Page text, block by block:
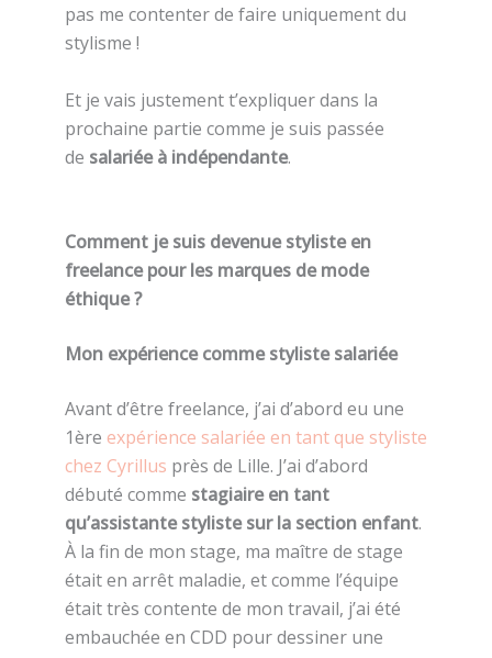
pas me contenter de faire uniquement du
stylisme !
Et je vais justement t’expliquer dans la
prochaine partie comme je suis passée
de salariée à indépendante.
Comment je suis devenue styliste en
freelance pour les marques de mode
éthique ?
Mon expérience comme styliste salariée
Avant d’être freelance, j’ai d’abord eu une
1ère expérience salariée en tant que styliste
chez Cyrillus près de Lille. J’ai d’abord
débuté comme stagiaire en tant
qu’assistante styliste sur la section enfant.
À la fin de mon stage, ma maître de stage
était en arrêt maladie, et comme l’équipe
était très contente de mon travail, j’ai été
embauchée en CDD pour dessiner une